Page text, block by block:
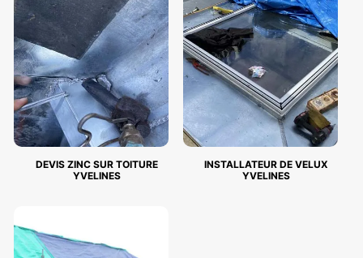
DEVIS ZINC SUR TOITURE
YVELINES
INSTALLATEUR DE VELUX
YVELINES